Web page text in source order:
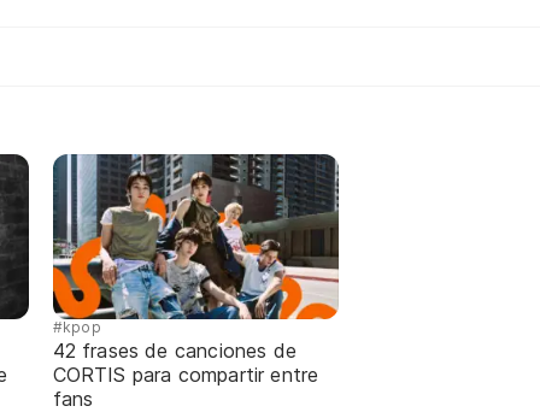
#kpop
42 frases de canciones de
CORTIS para compartir entre
fans